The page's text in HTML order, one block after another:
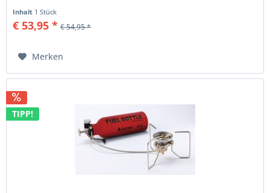
Inhalt 1 Stück
€ 53,95 * € 54,95 *
Merken
TIPP!